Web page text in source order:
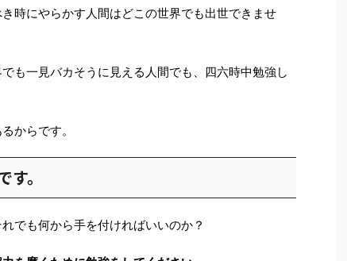
時にやらかす人間はどこの世界でも出世できませ
も一見バカそうに見える人間でも、四六時中勉強し
からです。
。
でも何から手を付ければいいのか？